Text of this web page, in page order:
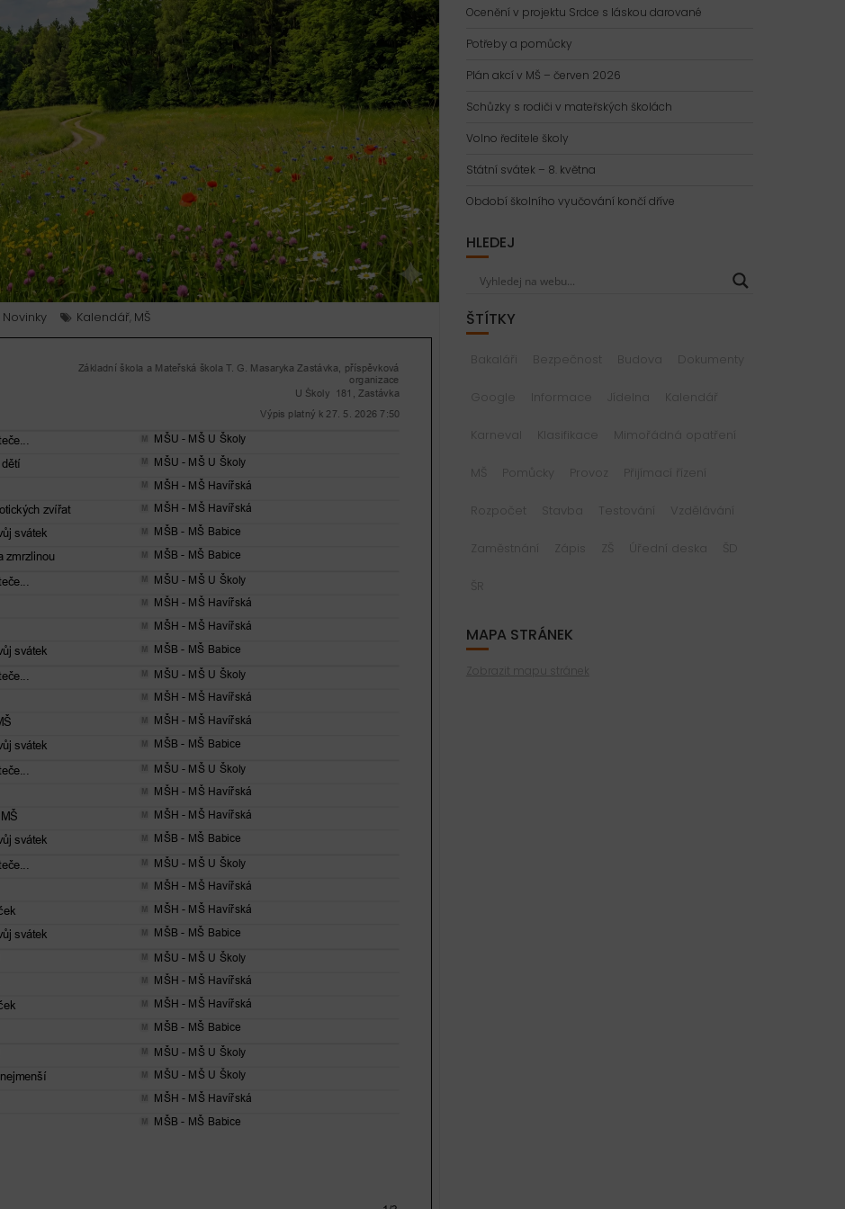
Novinky Kalendář MŠ
Ocenění v projektu Srdce s láskou darované
Potřeby a pomůcky
Plán akcí v MŠ – červen 2026
Schůzky s rodiči v mateřských školách
Volno ředitele školy
Státní svátek – 8. května
Období školního vyučování končí dříve
HLEDEJ
ŠTÍTKY
Bakaláři Bezpečnost Budova Dokumenty
Google Informace Jídelna Kalendář
Karneval Klasifikace Mimořádná opatření
MŠ Pomůcky Provoz Přijímací řízení
Rozpočet Stavba Testování Vzdělávání
Zaměstnání Zápis ZŠ Úřední deska ŠD
ŠR
MAPA STRÁNEK
Zobrazit mapu stránek